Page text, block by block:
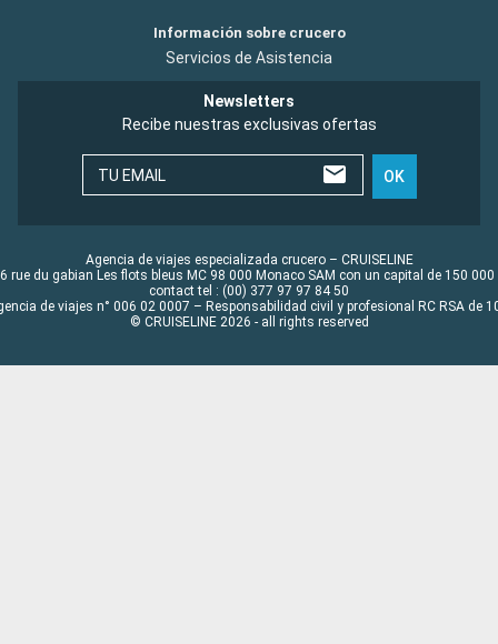
Información sobre crucero
Servicios de Asistencia
Newsletters
Recibe nuestras exclusivas ofertas
TU EMAIL OK
Agencia de viajes especializada crucero – CRUISELINE
rue du gabian Les flots bleus MC 98 000 Monaco SAM con un capital de 150 000
contact tel : (00) 377 97 97 84 50
de viajes n° 006 02 0007 – Responsabilidad civil y profesional RC RSA de
© CRUISELINE 2026 - all rights reserved